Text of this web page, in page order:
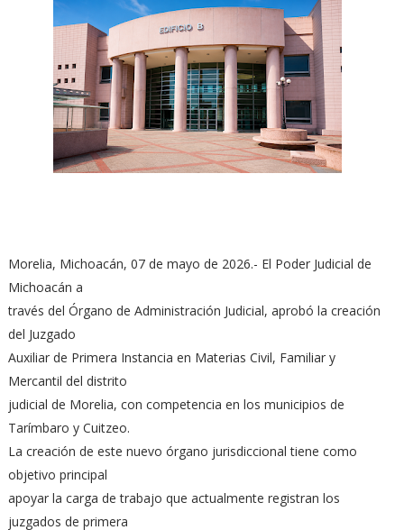
Morelia, Michoacán, 07 de mayo de 2026.- El Poder Judicial de
Michoacán a
través del Órgano de Administración Judicial, aprobó la creación
del Juzgado
Auxiliar de Primera Instancia en Materias Civil, Familiar y
Mercantil del distrito
judicial de Morelia, con competencia en los municipios de
Tarímbaro y Cuitzeo.
La creación de este nuevo órgano jurisdiccional tiene como
objetivo principal
apoyar la carga de trabajo que actualmente registran los
juzgados de primera